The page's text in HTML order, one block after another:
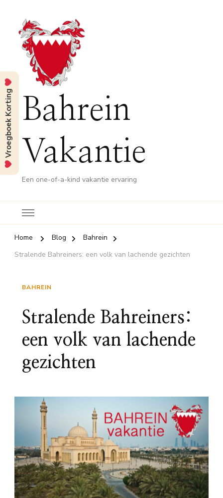
Bahrein
Vakantie
Een one-of-a-kind vakantie ervaring
Home Blog
Bahrein
Stralende Bahreiners: een volk van lachende gezichten
BAHREIN
Stralende Bahreiners:
een volk van lachende
gezichten
Vroegboek Korting